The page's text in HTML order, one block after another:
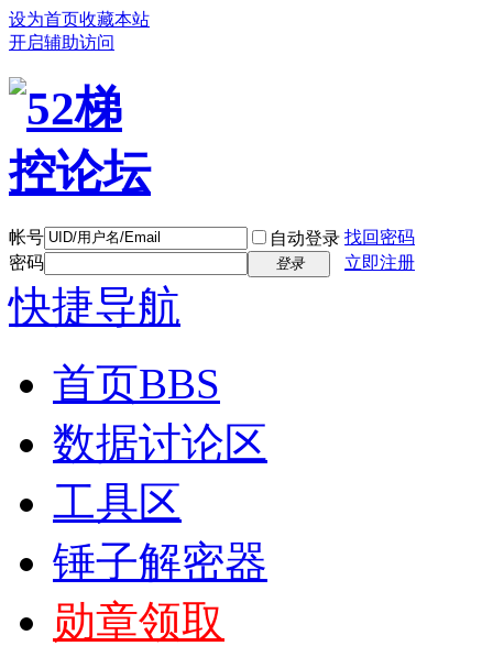
设为首页收藏本站
开启辅助访问
帐号 自动登录 找回密码
密码
登录 立即注册
快捷导航
首页BBS
数据讨论区
工具区
锤子解密器
勋章领取